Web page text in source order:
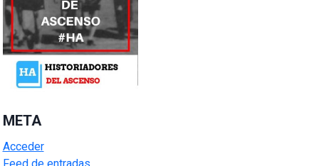
META
Acceder